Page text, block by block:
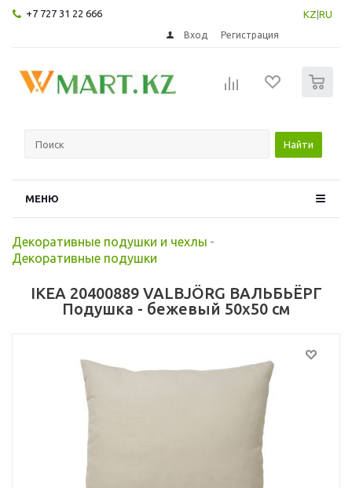
+7 727 31 22 666 KZ RU
Вход Регистрация
Найти
МЕНЮ
Декоративные подушки и чехлы -
Декоративные подушки
IKEA 20400889 VALBJÖRG ВАЛЬБЬЁРГ
Подушка - бежевый 50x50 см